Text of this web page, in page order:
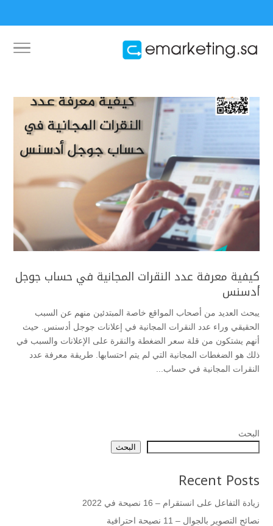
كيفية معرفة عدد النقرات المجانية في حساب جوجل
أدسنس
يبحث العديد من أصحاب المواقع خاصة المبتدئين منهم عن السبب
الحقيقي وراء عدد النقرات المجانية في إعلانات جوجل أدسنس. حيث
أنهم يشتكون من قلة سعر الضغطة والنقرة على الإعلانات والسبب في
ذلك هو الضغطات المجانية التي لم يتم احتسابها. طريقة معرفة عدد
النقرات المجانية في حساب...
البحث
البحث
Recent Posts
زيادة التفاعل على انستقرام – 16 نصيحة في 2022
نصائح التصوير بالجوال – 11 نصيحة احترافية